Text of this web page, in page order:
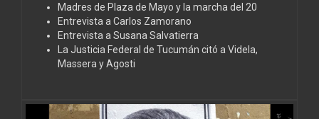
Madres de Plaza de Mayo y la marcha del 20
Entrevista a Carlos Zamorano
Entrevista a Susana Salvatierra
La Justicia Federal de Tucumán citó a Videla,
Massera y Agosti